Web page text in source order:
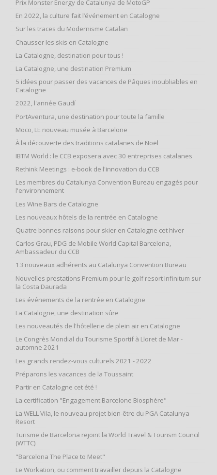
Prix Monster Energy de Catalunya de MotoGP
En 2022, la culture fait l’événement en Catalogne
Sur les traces du Modernisme Catalan
Chausser les skis en Catalogne
La Catalogne, destination pour tous !
La Catalogne, une destination Premium
5 idées pour passer des vacances de Pâques inoubliables en
Catalogne
2022, l'année Gaudí
PortAventura, une destination pour toute la famille
Moco, LE nouveau musée à Barcelone
À la découverte des traditions catalanes de Noël
IBTM World : le CCB exposera avec 30 entreprises catalanes
Rethink Meetings : e-book de l'innovation du CCB
Les membres du Catalunya Convention Bureau engagés pour
l'environnement
Les Wine Bars de Catalogne
Les nouveaux hôtels de la rentrée en Catalogne
Quatre bonnes raisons pour skier en Catalogne cet hiver
Carlos Grau, PDG de Mobile World Capital Barcelona,
Ambassadeur du CCB
13 nouveaux adhérents au Catalunya Convention Bureau
Nouvelles prestations Premium pour le golf resort Infinitum sur
la Costa Daurada
Les événements de la rentrée en Catalogne
La Catalogne, une destination sûre
Les nouveautés de l'hôtellerie de plein air en Catalogne
Le Congrès Mondial du Tourisme Sportif à Lloret de Mar -
automne 2021
Les grands rendez-vous culturels 2021 - 2022
Préparons les vacances de la Toussaint
Partir en Catalogne cet été !
La certification "Engagement Barcelone Biosphère"
La WELL Vila, le nouveau projet bien-être du PGA Catalunya
Resort
Turisme de Barcelona rejoint la World Travel & Tourism Council
(WTTC)
"Barcelona The Place to Meet"
Le Workation, ou comment travailler depuis la Catalogne